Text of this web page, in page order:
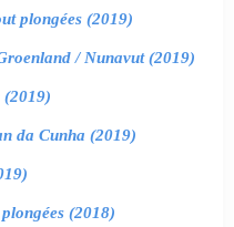
plongées (2019)
/ Nunavut (2019)
da Cunha (2019)
(2018)